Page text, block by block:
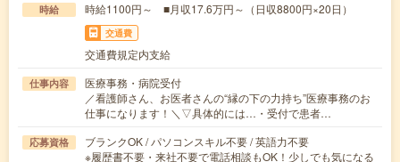
時給 時給1100円～ ■月収17.6万円～（日収8800円×20日）
交通費
交通費規定内支給
仕事内容
医療事務・病院受付
／看護師さん、お医者さんの“縁の下の力持ち”医療事務のお
仕事になります！＼▽具体的には…・受付で患者…
応募資格
ブランクOK / パソコンスキル不要 / 英語力不要
※履歴書不要・来社不要で電話相談もOK！少しでも気になる